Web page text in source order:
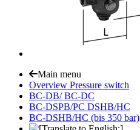
Main menu
Overview Pressure switch
BC-DB/ BC-DC
BC-DSPB/PC DSHB/HC
BC-DSHB/HC (bis 350 bar)